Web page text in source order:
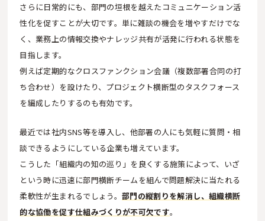
さらに日常的にも、部門の垣根を越えたコミュニケーション活
性化を促すことが大切です。単に雑談の機会を増やすだけでな
く、業務上の情報交換やナレッジ共有が活発に行われる状態を
目指します。
例えば定期的なクロスファンクション会議（複数部署合同の打
ち合わせ）を設けたり、プロジェクト横断型のタスクフォース
を編成したりするのも有効です。
最近では社内SNS等を導入し、他部署の人にも気軽に質問・相
談できるようにしている企業も増えています。
こうした「組織内の知の巡り」を良くする施策によって、いざ
という時に迅速に部門横断チームを組んで問題解決に当たれる
柔軟性が生まれるでしょう。 部門の縦割りを解消し、組織横断
的な協働を促す仕組みづくりが不可欠です。